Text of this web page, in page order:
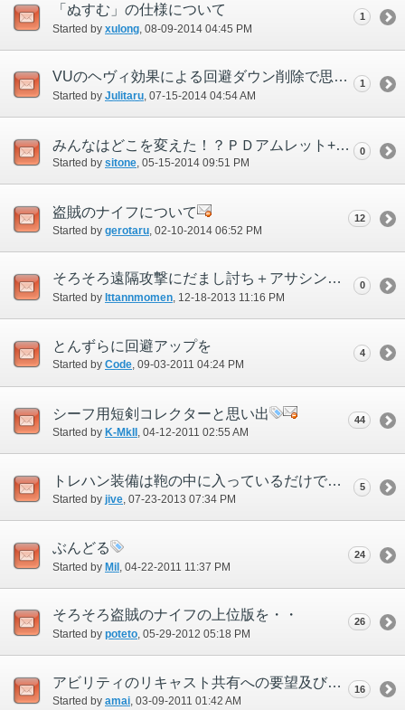
「ぬすむ」の仕様について
Started by xulong ‎, 08-09-2014 04:45 PM
1
VUのヘヴィ効果による回避ダウン削除で思ったこと。
Started by Julitaru‎, 07-15-2014 04:54 AM
1
みんなはどこを変えた！？ＰＤアムレット+1
Started by sitone‎, 05-15-2014 09:51 PM
0
盗賊のナイフについて
Started by gerotaru ‎, 02-10-2014 06:52 PM
12
そろそろ遠隔攻撃にだまし討ち＋アサシンの効果がのってもいいんじゃないだろうか？
Started by Ittannmomen‎, 12-18-2013 11:16 PM
0
とんずらに回避アップを
Started by Code‎, 09-03-2011 04:24 PM
4
シーフ用短剣コレクターと思い出
Started by K-MkII ‎, 04-12-2011 02:55 AM
44
トレハン装備は鞄の中に入っているだけで適用されるようになって欲しい
Started by jive‎, 07-23-2013 07:34 PM
5
ぶんどる
Started by Mil ‎, 04-22-2011 11:37 PM
24
そろそろ盗賊のナイフの上位版を・・
Started by poteto‎, 05-29-2012 05:18 PM
26
アビリティのリキャスト共有への要望及びオーラスティールについて
Started by amai‎, 03-09-2011 01:42 AM
16